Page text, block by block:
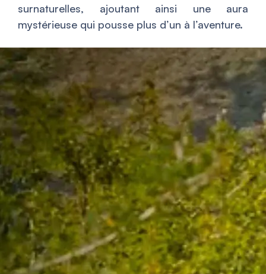
surnaturelles, ajoutant ainsi une aura
mystérieuse qui pousse plus d’un à l’aventure.